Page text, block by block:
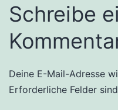
Schreibe
Deine E-Mail-Adresse
Erforderliche Felder